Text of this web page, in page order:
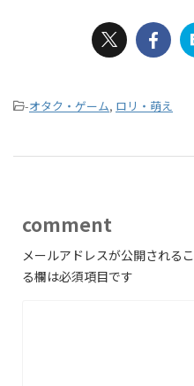
-オタク・ゲーム, ロリ・萌え
comment
メールアドレスが公開される
る欄は必須項目です